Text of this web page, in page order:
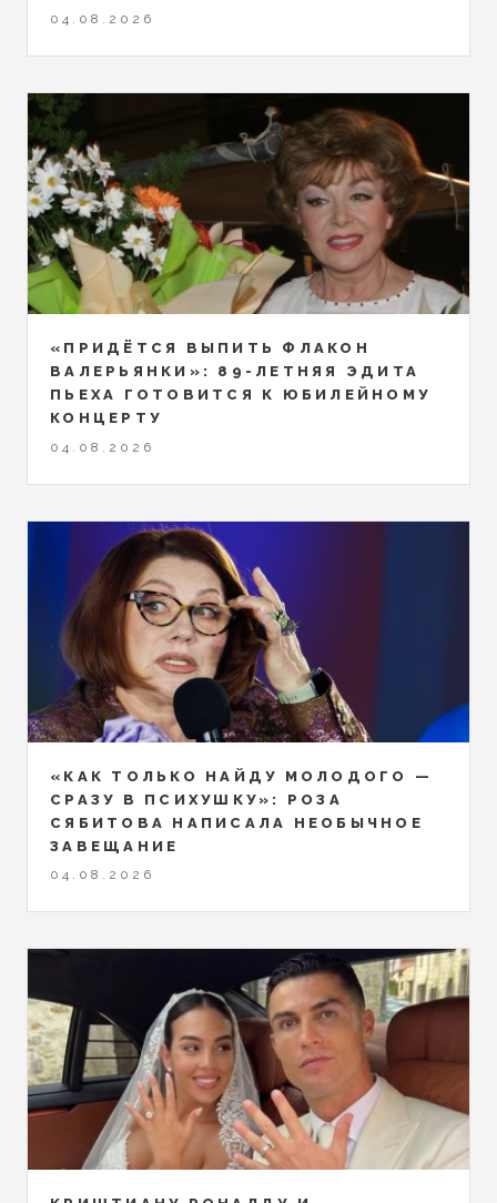
04.08.2026
«ПРИДЁТСЯ ВЫПИТЬ ФЛАКОН
ВАЛЕРЬЯНКИ»: 89-ЛЕТНЯЯ ЭДИТА
ПЬЕХА ГОТОВИТСЯ К ЮБИЛЕЙНОМУ
КОНЦЕРТУ
04.08.2026
«КАК ТОЛЬКО НАЙДУ МОЛОДОГО —
СРАЗУ В ПСИХУШКУ»: РОЗА
СЯБИТОВА НАПИСАЛА НЕОБЫЧНОЕ
ЗАВЕЩАНИЕ
04.08.2026